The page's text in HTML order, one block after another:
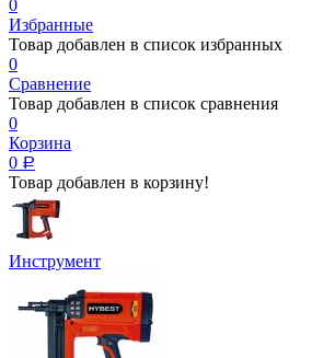
0
Избранные
Товар добавлен в список избранных
0
Сравнение
Товар добавлен в список сравнения
0
Корзина
0 Р
Товар добавлен в корзину!
Инструмент